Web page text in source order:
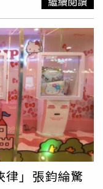
女子主動撤回請求，
女子敗訴後，她沒提
預計7月底宣判，但
再度延後。楊爸爸表
意，民事程序應能
失望。他直言，對方
的只是如何少賠、不
少年及父親主張，
休後仍有退休金，加
資產，因此認為扶養
教唆犯案的林姓少
發時僅是國三學生，
入社會的信心及生活
讓楊家難以接受。
那我們孩子的未來
據台大性別平等教育
日到10月16日期
研究生（下稱甲
而且循序漸進，原本
lovely」，後期轉
，還曾寫下這段文
時會有莫名的衝動要
的創意，絕無惡意，
意」。另一名遭性
投訴，徐世勳經常關
請她到辦公室討論論
亮」，讓她十分尷
甲女去某鄉公所訪
律」張鈞綸驚